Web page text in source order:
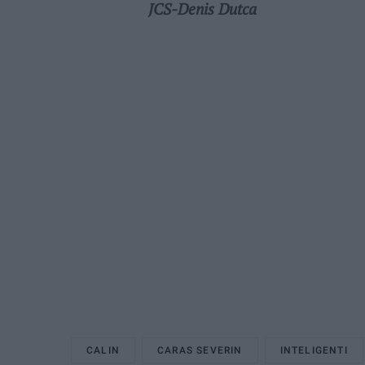
JCS-Denis Dutca
CALIN CARAS SEVERIN INTELIGENTI